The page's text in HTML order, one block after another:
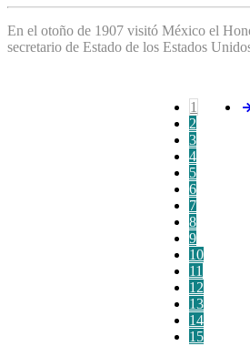
En el otoño de 1907 visitó México el
secretario de Estado de los Estados
1
2
3
4
5
6
7
8
9
10
11
12
13
14
15